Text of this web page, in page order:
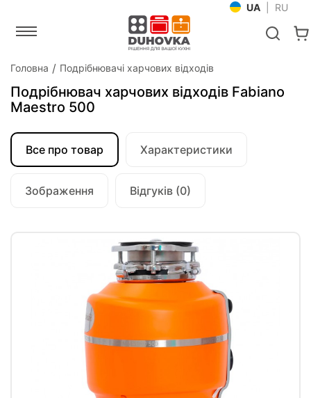
UA RU
Головна Подрібнювачі харчових відходів
Подрібнювач харчових відходів Fabiano
Maestro 500
Все про товар Характеристики
Зображення Відгуків (0)